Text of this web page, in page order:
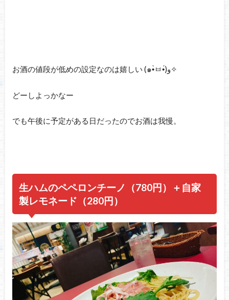
お酒の値段が低めの設定なのは嬉しい (๑•̀ㅂ•́)و✧
どーしよっかなー
でも午後に予定がある日だったのでお酒は我慢。
生ハムのペペロンチーノ（780円）＋自家
製レモネード（280円）